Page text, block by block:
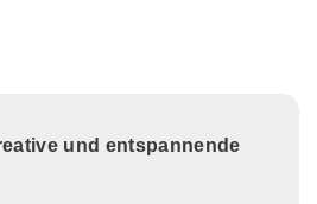
und entspannende